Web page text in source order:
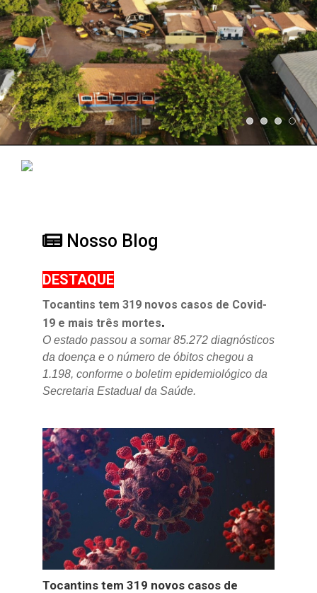
Nosso Blog
DESTAQUE
Tocantins tem 319 novos casos de Covid-
19 e mais três mortes.
O estado passou a somar 85.272 diagnósticos
da doença e o número de óbitos chegou a
1.198, conforme o boletim epidemiológico da
Secretaria Estadual da Saúde.
Tocantins tem 319 novos casos de